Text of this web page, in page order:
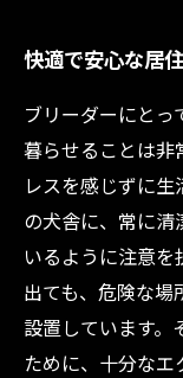
快適で安心な居
ブリーダーにと
暮らせることは非
レスを感じずに
の犬舎に、常に清
いるように注意
出ても、危険な場
設置しています。
ために、十分な